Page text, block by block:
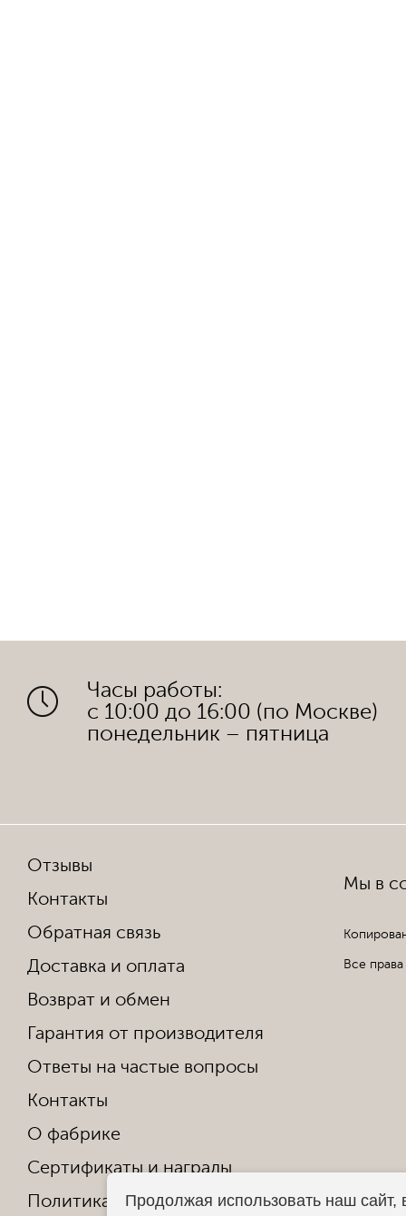
Часы работы:
с 10:00 до 16:00 (по Москве)
понедельник – пятница
Отзывы
Контакты
Обратная связь
Доставка и оплата
Возврат и обмен
Гарантия от производителя
Ответы на частые вопросы
Контакты
О фабрике
Сертификаты и награды
Политика конфиденциальности
Мы в
Все
Продолжая использовать наш сайт,